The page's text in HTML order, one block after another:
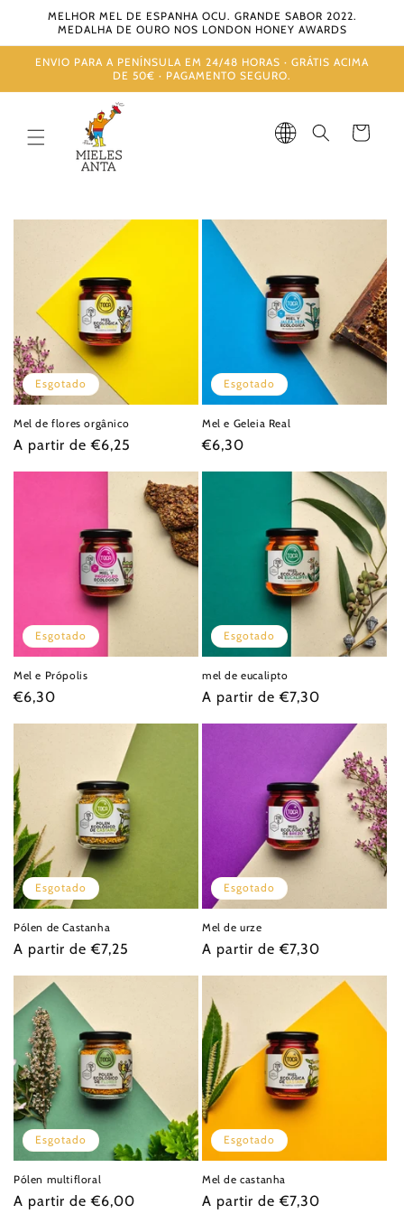
para o
conteúdo
MELHOR MEL DE ESPANHA OCU. GRANDE SABOR 2022.
MEDALHA DE OURO NOS LONDON HONEY AWARDS
ENVIO PARA A PENÍNSULA EM 24/48 HORAS · GRÁTIS ACIMA
DE 50€ · PAGAMENTO SEGURO.
Carrinho
Esgotado
Mel de flores orgânico
Preço
A partir de €6,25
Esgotado
Mel e Geleia Real
Preço
€6,30
Esgotado
Mel e Própolis
Preço
€6,30
Esgotado
mel de eucalipto
Preço
A partir de €7,30
Esgotado
Pólen de Castanha
Preço
A partir de €7,25
Esgotado
Mel de urze
Preço
A partir de €7,30
Esgotado
Pólen multifloral
Preço
A partir de €6,00
Esgotado
Mel de castanha
Preço
A partir de €7,30